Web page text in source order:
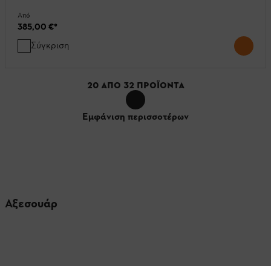
Από
385,00 €*
Σύγκριση
20 ΑΠΌ 32 ΠΡΟΪΌΝΤΑ
Εμφάνιση περισσοτέρων
Αξεσουάρ